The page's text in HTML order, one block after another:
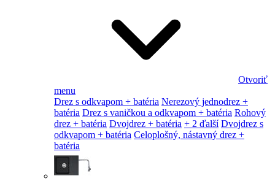
Otvoriť
menu
Drez s odkvapom + batéria Nerezový jednodrez +
batéria Drez s vaničkou a odkvapom + batéria Rohový
drez + batéria Dvojdrez + batéria + 2 ďalší Dvojdrez s
odkvapom + batéria Celoplošný, nástavný drez +
batéria